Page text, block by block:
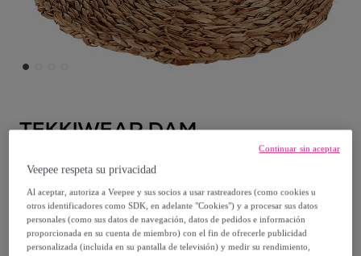
TEKKIWEAR DAM
Salvamantel redondo vegetal de 25 cm.
Modelo: Salvamantel redondo vegetal de
25 cm.
00
Veepee respeta su privacidad
Al aceptar, autoriza a Veepee y sus socios a usar rastreadores (como cookies u
otros identificadores como SDK, en adelante "Cookies") y a procesar sus datos
personales (como sus datos de navegación, datos de pedidos e información
proporcionada en su cuenta de miembro) con el fin de ofrecerle publicidad
personalizada (incluida en su pantalla de televisión) y medir su rendimiento,
Continuar sin aceptar